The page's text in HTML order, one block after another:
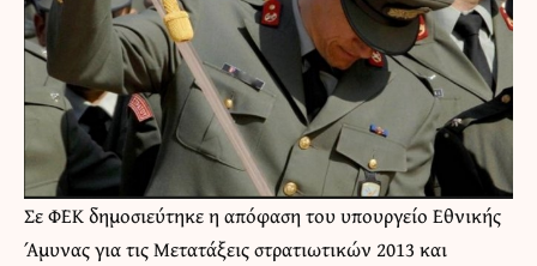
Σε ΦΕΚ δημοσιεύτηκε η απόφαση του υπουργείο Εθνικής
Άμυνας για τις Μετατάξεις στρατιωτικών 2013 και